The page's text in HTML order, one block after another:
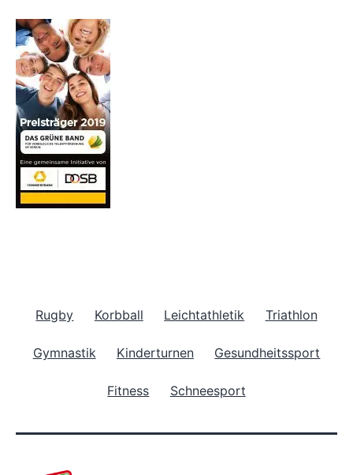
Rugby Korbball Leichtathletik Triathlon
Gymnastik Kinderturnen Gesundheitssport
Fitness Schneesport